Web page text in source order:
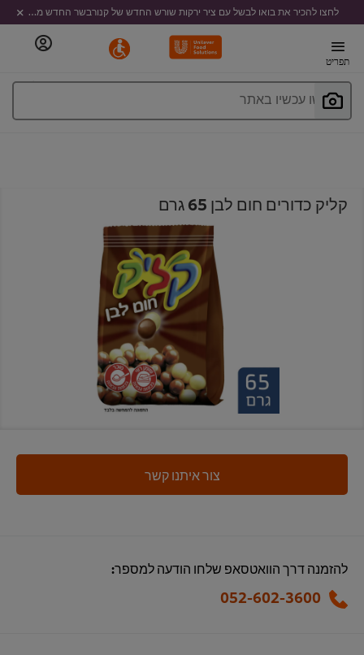
לחצו להכיר את בואו לבשל עם ציר ירקות שורש החדש של קנורבשר החדש מבית קנור
תפריט
חפשו עכשיו באתר
קליק כדורים חום לבן 65 גרם
צור איתנו קשר
להזמנה דרך הוואטסאפ שלחו הודעה למספר:
052-602-3600